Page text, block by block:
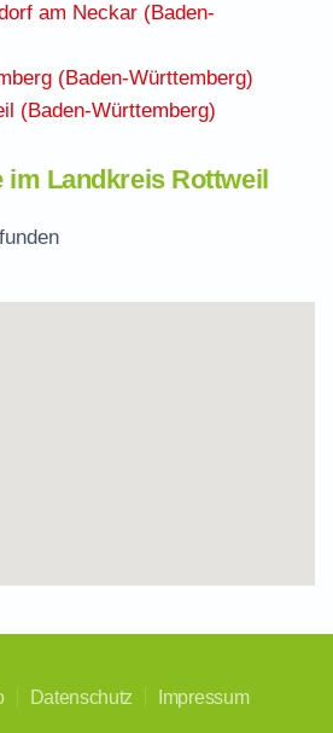
am Neckar (Baden-
(Baden-Württemberg)
(Baden-Württemberg)
im Landkreis Rottweil
Datenschutz Impressum